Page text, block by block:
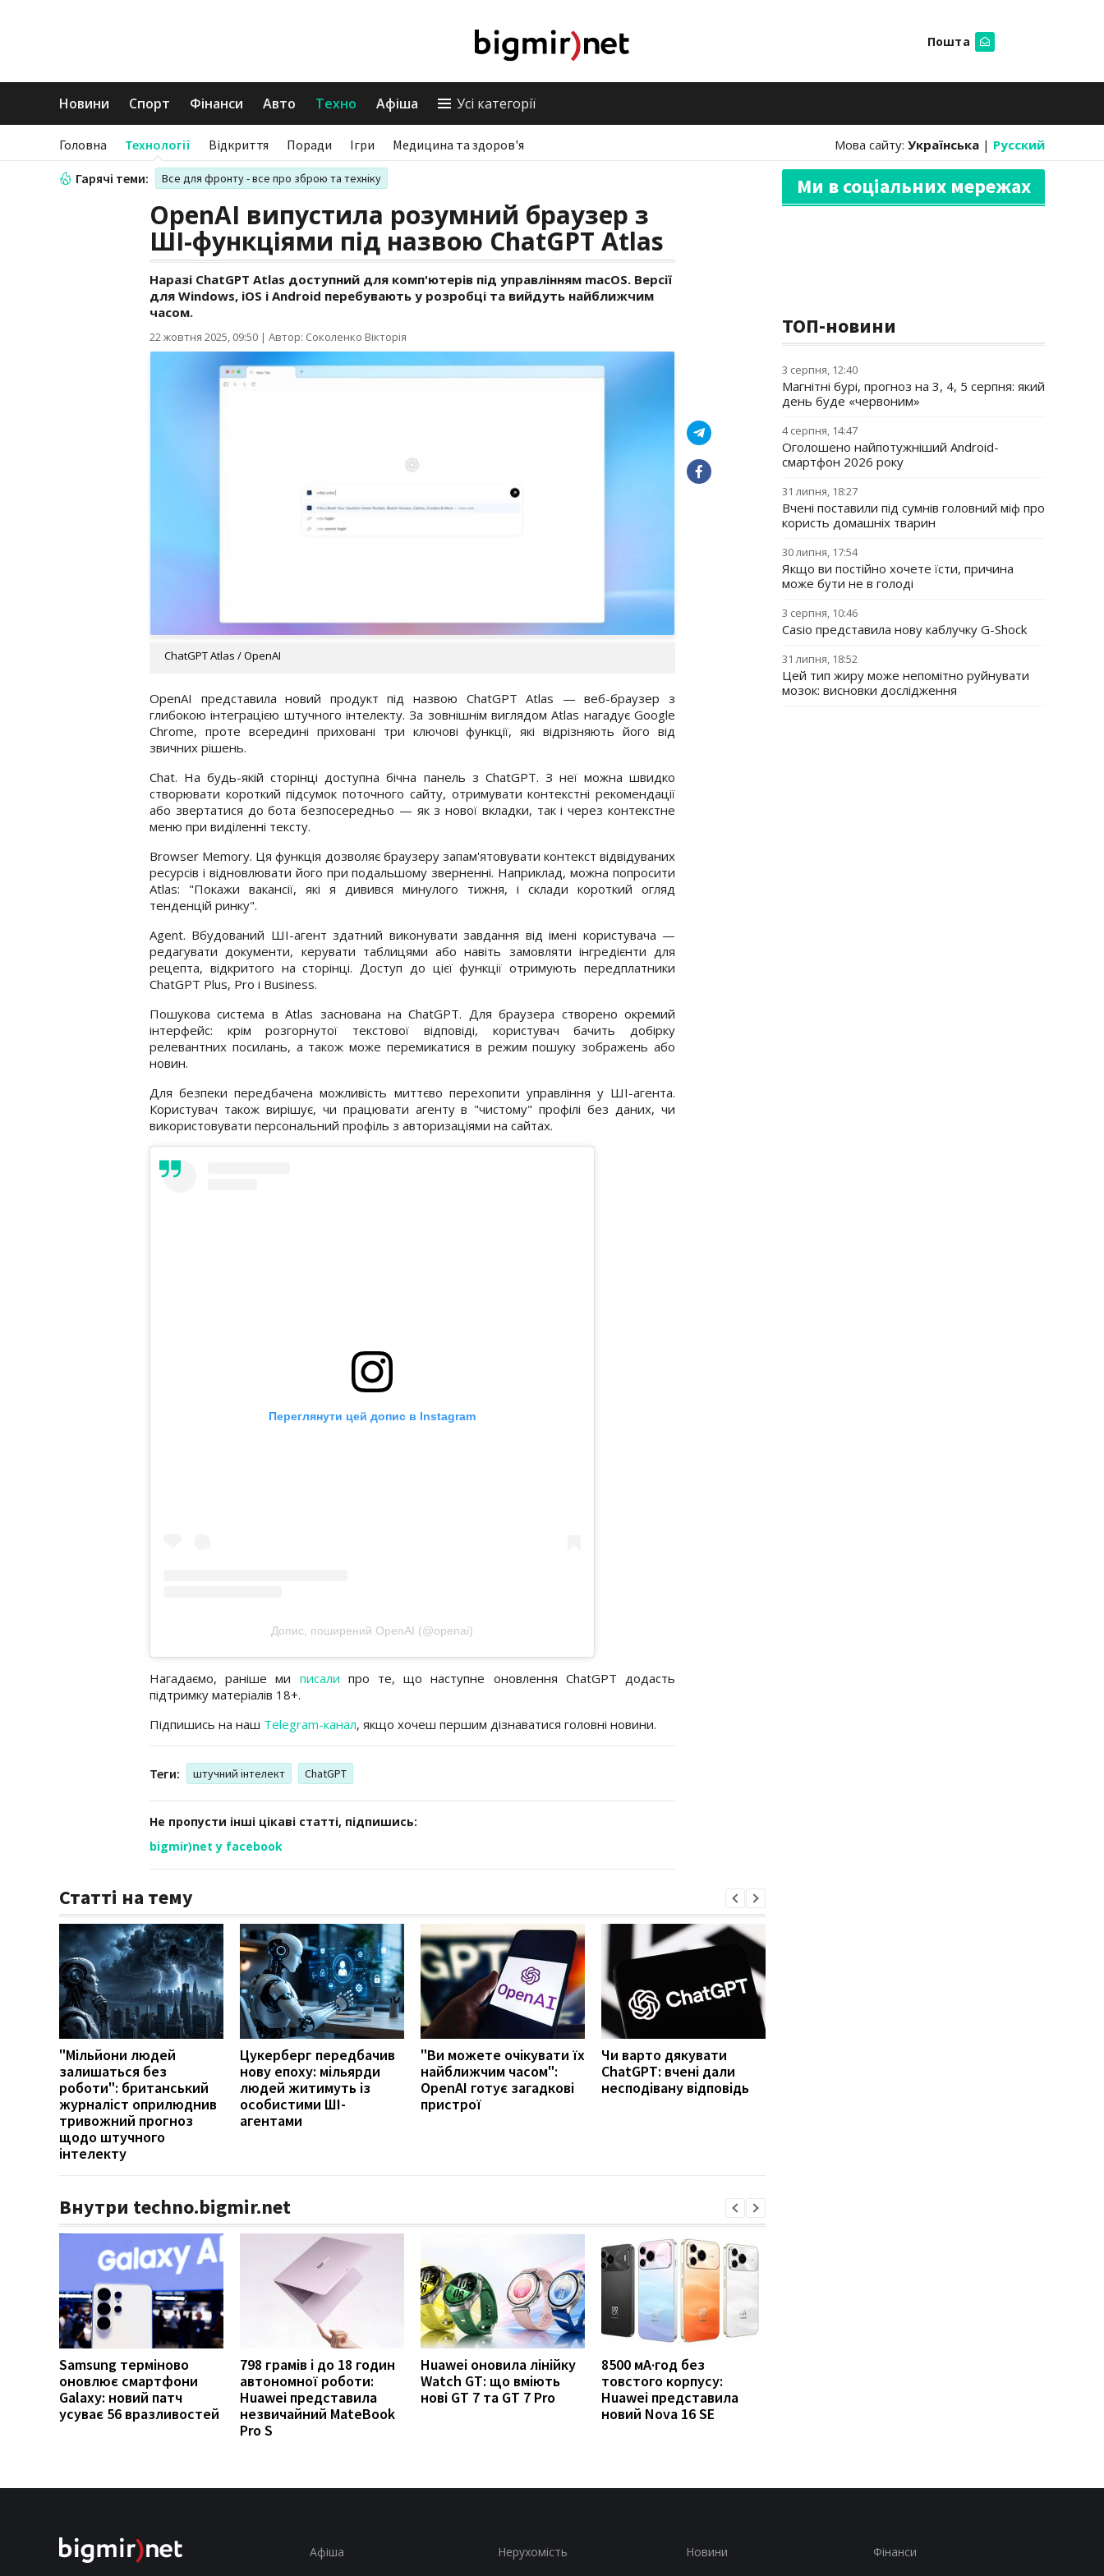
Пошта
Новини Спорт Фінанси Авто Техно Афіша Усі категорії
Головна Технології Відкриття Поради Ігри Медицина та здоров'я Мова сайту: Українська | Русский
Гарячі теми: Все для фронту - все про зброю та техніку
OpenAI випустила розумний браузер з
ШІ-функціями під назвою ChatGPT Atlas
Наразі ChatGPT Atlas доступний для комп'ютерів під управлінням macOS. Версії
для Windows, iOS і Android перебувають у розробці та вийдуть найближчим
часом.
22 жовтня 2025, 09:50 | Автор: Соколенко Вікторія
ChatGPT Atlas / OpenAI
OpenAI представила новий продукт під назвою ChatGPT Atlas — веб-браузер з
глибокою інтеграцією штучного інтелекту. За зовнішнім виглядом Atlas нагадує Google
Chrome, проте всередині приховані три ключові функції, які відрізняють його від
звичних рішень.
Chat. На будь-якій сторінці доступна бічна панель з ChatGPT. З неї можна швидко
створювати короткий підсумок поточного сайту, отримувати контекстні рекомендації
або звертатися до бота безпосередньо — як з нової вкладки, так і через контекстне
меню при виділенні тексту.
Browser Memory. Ця функція дозволяє браузеру запам'ятовувати контекст відвідуваних
ресурсів і відновлювати його при подальшому зверненні. Наприклад, можна попросити
Atlas: "Покажи вакансії, які я дивився минулого тижня, і склади короткий огляд
тенденцій ринку".
Agent. Вбудований ШІ-агент здатний виконувати завдання від імені користувача —
редагувати документи, керувати таблицями або навіть замовляти інгредієнти для
рецепта, відкритого на сторінці. Доступ до цієї функції отримують передплатники
ChatGPT Plus, Pro і Business.
Пошукова система в Atlas заснована на ChatGPT. Для браузера створено окремий
інтерфейс: крім розгорнутої текстової відповіді, користувач бачить добірку
релевантних посилань, а також може перемикатися в режим пошуку зображень або
новин.
Для безпеки передбачена можливість миттєво перехопити управління у ШІ-агента.
Користувач також вирішує, чи працювати агенту в "чистому" профілі без даних, чи
використовувати персональний профіль з авторизаціями на сайтах.
Переглянути цей допис в Instagram
Допис, поширений OpenAI (@openai)
Нагадаємо, раніше ми писали про те, що наступне оновлення ChatGPT додасть
підтримку матеріалів 18+.
Підпишись на наш Telegram-канал, якщо хочеш першим дізнаватися головні новини.
Теги: штучний інтелект ChatGPT
Не пропусти інші цікаві статті, підпишись:
bigmir)net у facebook
Статті на тему
"Мільйони людей
залишаться без
роботи": британський
журналіст оприлюднив
тривожний прогноз
щодо штучного
інтелекту
Цукерберг передбачив
нову епоху: мільярди
людей житимуть із
особистими ШІ-
агентами
"Ви можете очікувати їх
найближчим часом":
OpenAI готує загадкові
пристрої
Чи варто дякувати
ChatGPT: вчені дали
несподівану відповідь
Внутри techno.bigmir.net
Samsung терміново
оновлює смартфони
Galaxy: новий патч
усуває 56 вразливостей
798 грамів і до 18 годин
автономної роботи:
Huawei представила
незвичайний MateBook
Pro S
Huawei оновила лінійку
Watch GT: що вміють
нові GT 7 та GT 7 Pro
8500 мА·год без
товстого корпусу:
Huawei представила
новий Nova 16 SE
Ми в соціальних мережах
ТОП-новини
3 серпня, 12:40
Магнітні бурі, прогноз на 3, 4, 5 серпня: який
день буде «червоним»
4 серпня, 14:47
Оголошено найпотужніший Android-
смартфон 2026 року
31 липня, 18:27
Вчені поставили під сумнів головний міф про
користь домашніх тварин
30 липня, 17:54
Якщо ви постійно хочете їсти, причина
може бути не в голоді
3 серпня, 10:46
Casio представила нову каблучку G-Shock
31 липня, 18:52
Цей тип жиру може непомітно руйнувати
мозок: висновки дослідження
Афіша Нерухомість Новини Фінанси